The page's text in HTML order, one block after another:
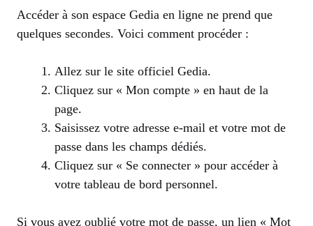
Accéder à son espace Gedia en ligne ne prend que
quelques secondes. Voici comment procéder :
Allez sur le site officiel Gedia.
Cliquez sur « Mon compte » en haut de la
page.
Saisissez votre adresse e-mail et votre mot de
passe dans les champs dédiés.
Cliquez sur « Se connecter » pour accéder à
votre tableau de bord personnel.
Si vous avez oublié votre mot de passe, un lien « Mot